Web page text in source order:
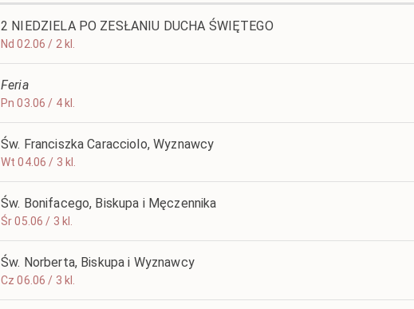
2 NIEDZIELA PO ZESŁANIU DUCHA ŚWIĘTEGO
Nd 02.06 / 2 kl.
Feria
Pn 03.06 / 4 kl.
Św. Franciszka Caracciolo, Wyznawcy
Wt 04.06 / 3 kl.
Św. Bonifacego, Biskupa i Męczennika
Śr 05.06 / 3 kl.
Św. Norberta, Biskupa i Wyznawcy
Cz 06.06 / 3 kl.